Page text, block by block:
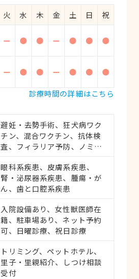
火 水 木 金 土 日
祝
ー ● ● ー ● ● ●
ー ● ● ー ● ●
●
診療時間の詳細はこちら
避妊・去勢手術、狂犬病ワク
チン、混合ワクチン、抗体検
査、フィラリア予防、ノミ・
応、健康診断、各種検査、外
科手術
眼科系疾患、皮膚系疾患、
腎・泌尿器系疾患、腫瘍・が
ん、歯と口腔系疾患
入院設備あり、女性獣医師在
籍、駐車場あり、ネット予約
可、日曜診療、祝日診療
トリミング、ペットホテル、
里子・里親紹介、しつけ相談
受付